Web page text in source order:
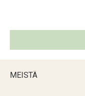
MEISTÄ